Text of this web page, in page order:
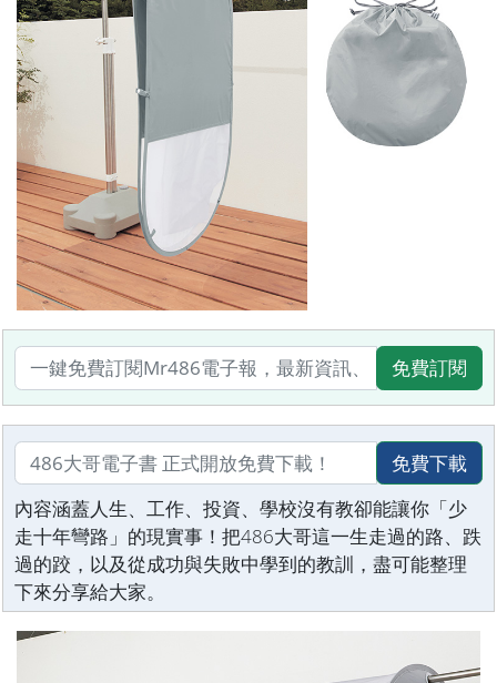
免費訂閱
免費下載
內容涵蓋人生、工作、投資、學校沒有教卻能讓你「少
走十年彎路」的現實事！把486大哥這一生走過的路、跌
過的跤，以及從成功與失敗中學到的教訓，盡可能整理
下來分享給大家。